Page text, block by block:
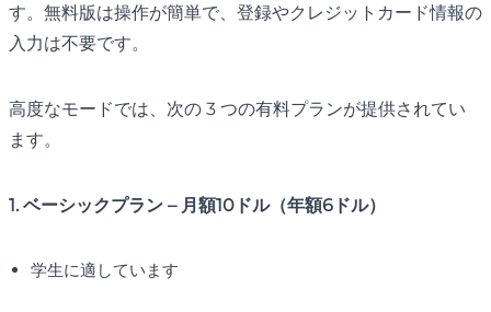
す。無料版は操作が簡単で、登録やクレジットカード情報の
入力は不要です。
高度なモードでは、次の 3 つの有料プランが提供されてい
ます。
1. ベーシックプラン – 月額10ドル（年額6ドル）
学生に適しています